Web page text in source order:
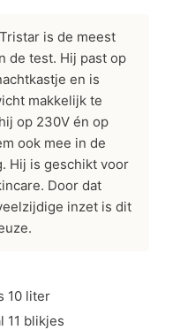
is de meest
de test. Hij past op
en is
makkelijk te
op 230V én op
ook mee in de
Hij is geschikt voor
Door dat
inzet is dit
10 liter
11 blikjes